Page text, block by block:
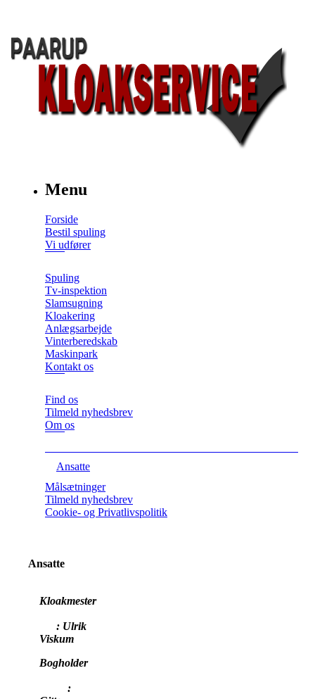
Menu
Forside
Bestil spuling
Vi udfører
Spuling
Tv-inspektion
Slamsugning
Kloakering
Anlægsarbejde
Vinterberedskab
Maskinpark
Kontakt os
Find os
Tilmeld nyhedsbrev
Om os
Ansatte
Målsætninger
Tilmeld nyhedsbrev
Cookie- og Privatlivspolitik
Ansatte
Kloakmester
: Ulrik
Viskum
Bogholder
: